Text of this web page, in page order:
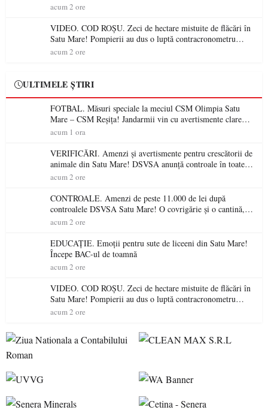
acum 2 ore
VIDEO. COD ROȘU. Zeci de hectare mistuite de flăcări în
Satu Mare! Pompierii au dus o luptă contracronometru
pentru a salva o pădure de la dezastru
acum 2 ore
ULTIMELE ȘTIRI
FOTBAL. Măsuri speciale la meciul CSM Olimpia Satu
Mare – CSM Reșița! Jandarmii vin cu avertismente clare
pentru suporteri
acum 1 ora
VERIFICĂRI. Amenzi și avertismente pentru crescătorii de
animale din Satu Mare! DSVSA anunță controale în toate
gospodăriile și face apel la respectarea legii
acum 2 ore
CONTROALE. Amenzi de peste 11.000 de lei după
controalele DSVSA Satu Mare! O covrigărie și o cantină,
sancționate pentru nereguli
acum 2 ore
EDUCAȚIE. Emoții pentru sute de liceeni din Satu Mare!
Începe BAC-ul de toamnă
acum 2 ore
VIDEO. COD ROȘU. Zeci de hectare mistuite de flăcări în
Satu Mare! Pompierii au dus o luptă contracronometru
pentru a salva o pădure de la dezastru
acum 2 ore